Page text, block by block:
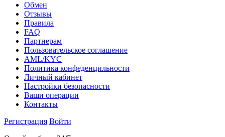
Обмен
Отзывы
Правила
FAQ
Партнерам
Пользовательское соглашение
AML/KYC
Политика конфеденцильности
Личный кабинет
Настройки безопасности
Ваши операции
Контакты
Регистрация Войти